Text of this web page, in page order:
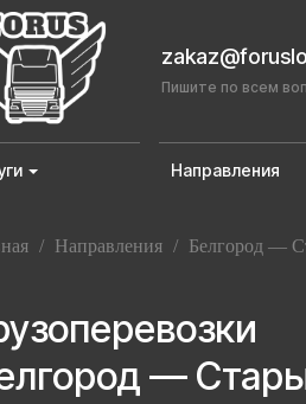
Пишите по всем
Направления
/ Направления / Белгород —
—